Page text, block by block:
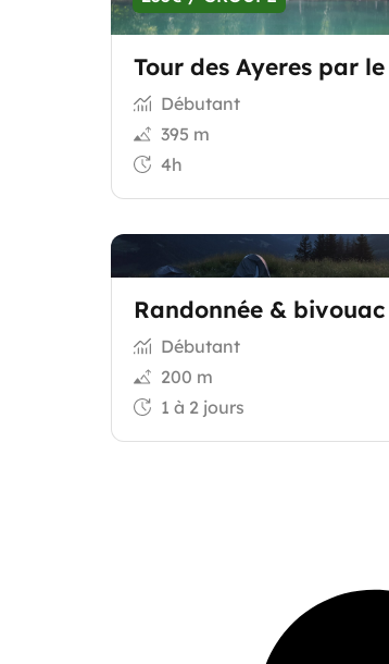
Tour des Ayeres par
Débutant
395 m
4h
Randonnée & bivouac
Débutant
200 m
1 à 2 jours